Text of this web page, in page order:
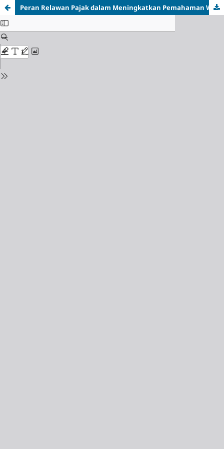
Peran Relawan Pajak dalam Meningkatkan Pemahaman Wajib Pajak pada Pelaporan SPT Tahunan melalui Coretax di KP2KP Purwodadi